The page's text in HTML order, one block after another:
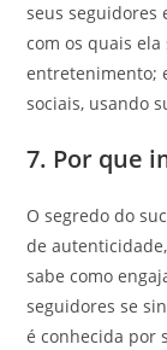
seus seguidores
com os quais
entretenimento;
sociais, usando
7. Por que
O segredo do
de
sabe como
seguidores se
é conhecida por